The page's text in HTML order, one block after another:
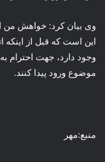
وی بیان کرد: خواهش من
این است که قبل از اینکه
وجود دارد، جهت احترام
موضوع ورود پیدا کنند.
منبع:مهر